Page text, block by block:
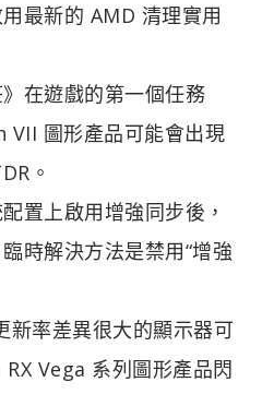
最新的 AMD 清理實用
》在遊戲的第一個任務
VII 圖形產品可能會出現
。
置上啟用增強同步後，
時解決方法是禁用“增強
新率差異很大的顯示器可
Vega 系列圖形產品閃